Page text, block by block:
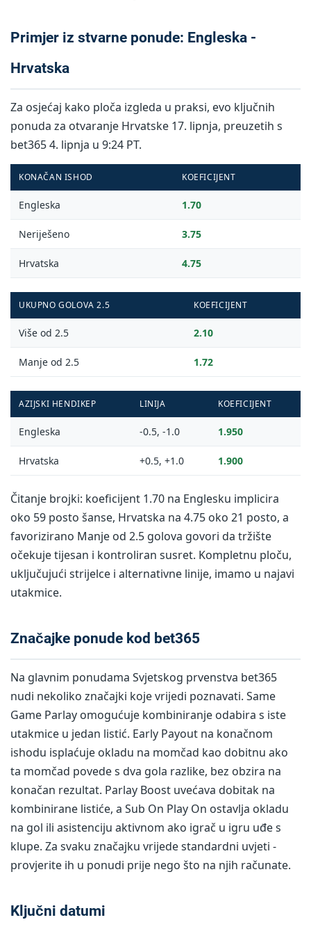
Primjer iz stvarne ponude: Engleska -
Hrvatska
Za osjećaj kako ploča izgleda u praksi, evo ključnih
ponuda za otvaranje Hrvatske 17. lipnja, preuzetih s
bet365 4. lipnja u 9:24 PT.
KONAČAN ISHOD KOEFICIJENT
Engleska 1.70
Neriješeno 3.75
Hrvatska 4.75
UKUPNO GOLOVA 2.5 KOEFICIJENT
Više od 2.5 2.10
Manje od 2.5 1.72
AZIJSKI HENDIKEP LINIJA KOEFICIJENT
Engleska -0.5, -1.0 1.950
Hrvatska +0.5, +1.0 1.900
Čitanje brojki: koeficijent 1.70 na Englesku implicira
oko 59 posto šanse, Hrvatska na 4.75 oko 21 posto, a
favorizirano Manje od 2.5 golova govori da tržište
očekuje tijesan i kontroliran susret. Kompletnu ploču,
uključujući strijelce i alternativne linije, imamo u najavi
utakmice.
Značajke ponude kod bet365
Na glavnim ponudama Svjetskog prvenstva bet365
nudi nekoliko značajki koje vrijedi poznavati. Same
Game Parlay omogućuje kombiniranje odabira s iste
utakmice u jedan listić. Early Payout na konačnom
ishodu isplaćuje okladu na momčad kao dobitnu ako
ta momčad povede s dva gola razlike, bez obzira na
konačan rezultat. Parlay Boost uvećava dobitak na
kombinirane listiće, a Sub On Play On ostavlja okladu
na gol ili asistenciju aktivnom ako igrač u igru uđe s
klupe. Za svaku značajku vrijede standardni uvjeti -
provjerite ih u ponudi prije nego što na njih računate.
Ključni datumi